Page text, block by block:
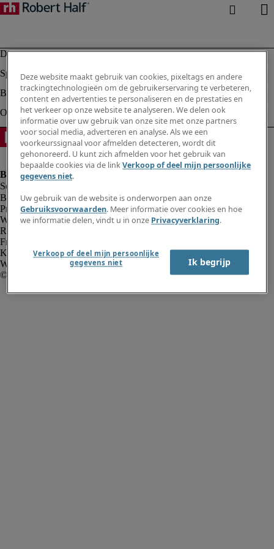
Bedrijfsinformatie
Privacyverklaring
Website en cookies
Rekruteringsvoorwaarden
Fraude alarm
Klokkenluidersregeling
Webmaster feedback
Deze website maakt gebruik van cookies, pixeltags en andere
trackingtechnologieën om de gebruikerservaring te verbeteren,
content en advertenties te personaliseren en de prestaties en
het verkeer op onze website te analyseren. We delen ook
informatie over uw gebruik van onze site met onze partners
voor social media, adverteren en analyse. Als we een
voorkeurssignaal voor afmelden detecteren, wordt dit
gehonoreerd. U kunt zich afmelden voor het gebruik van
bepaalde cookies via de linkVerkoop of deel mijn persoonlijke
gegevens niet.
Uw gebruik van de website is onderworpen aan onze
Gebruiksvoorwaarden. Meer informatie over cookies en hoe
we informatie delen, vindt u in onze Privacyverklaring.
Verkoop of deel mijn persoonlijke
gegevens niet
Ik begrijp